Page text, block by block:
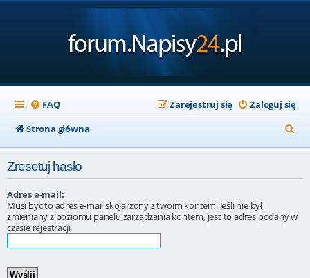
FAQ Zaloguj się
Zarejestruj się
Strona główna
z
Zresetuj hasło
Adres e-mail:
Musi być to adres e-mail skojarzony z twoim kontem. Jeśli nie był
zmieniany z poziomu panelu zarządzania kontem, jest to adres podany w
czasie rejestracji.